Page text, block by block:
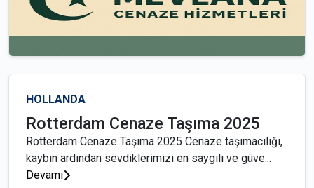
HOLLANDA
Rotterdam Cenaze Taşıma 2025
Rotterdam Cenaze Taşıma 2025 Cenaze taşımacılığı,
kaybın ardından sevdiklerimizi en saygılı ve güve...
Devamı